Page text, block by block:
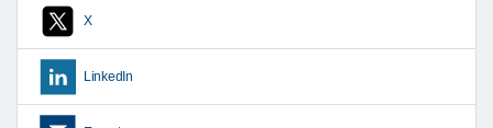
X
LinkedIn